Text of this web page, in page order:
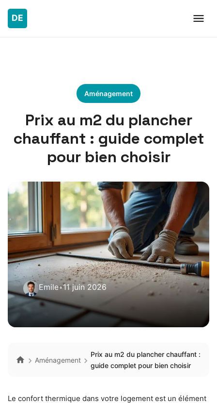
Aménagement
Prix au m2 du plancher
chauffant : guide complet
pour bien choisir
Emile•11 juin 2026
Aménagement
Prix au m2 du plancher chauffant :
guide complet pour bien choisir
Le confort thermique dans votre logement est un élément